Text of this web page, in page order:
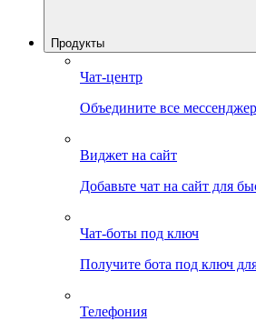
Продукты
Чат-центр
Объедините все
Виджет на сайт
Добавьте чат на сайт для
Чат-боты под ключ
Получите бота под ключ
Телефония